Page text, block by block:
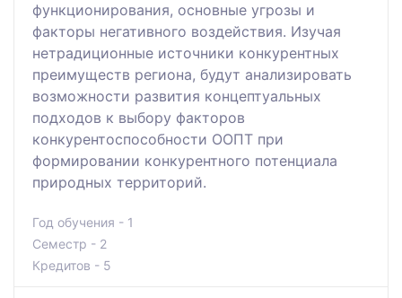
функционирования, основные угрозы и
факторы негативного воздействия. Изучая
нетрадиционные источники конкурентных
преимуществ региона, будут анализировать
возможности развития концептуальных
подходов к выбору факторов
конкурентоспособности ООПТ при
формировании конкурентного потенциала
природных территорий.
Год обучения - 1
Семестр - 2
Кредитов - 5